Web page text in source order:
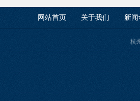
网站首页 关于我们 新
杭